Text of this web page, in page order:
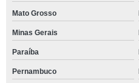
Mato Grosso
Minas Gerais
Paraíba
Pernambuco